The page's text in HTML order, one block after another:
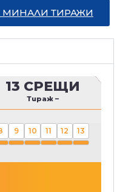
МИНАЛИ ТИРАЖИ
13 СРЕЩИ
Тираж –
9 10 11 12 13